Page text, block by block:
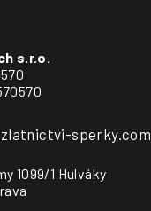
s.r.o.
sperky.com
1099/1 Hulváky